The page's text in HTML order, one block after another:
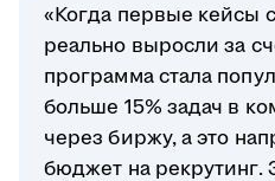
«Когда первые кейсы
реально выросли за
программа стала
больше 15% задач в
через биржу, а это
бюджет на рекрутинг.